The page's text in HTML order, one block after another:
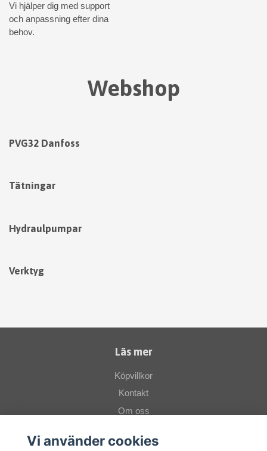
Vi hjälper dig med support
och anpassning efter dina
behov.
Webshop
PVG32 Danfoss
Tätningar
Hydraulpumpar
Verktyg
Läs mer
Köpvillkor
Kontakt
Om oss
Vi använder cookies